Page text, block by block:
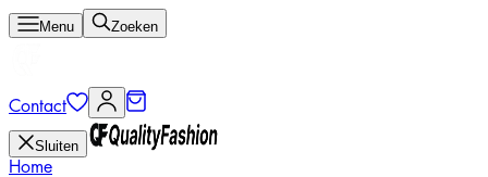
Menu Zoeken
Contact
Sluiten
Home